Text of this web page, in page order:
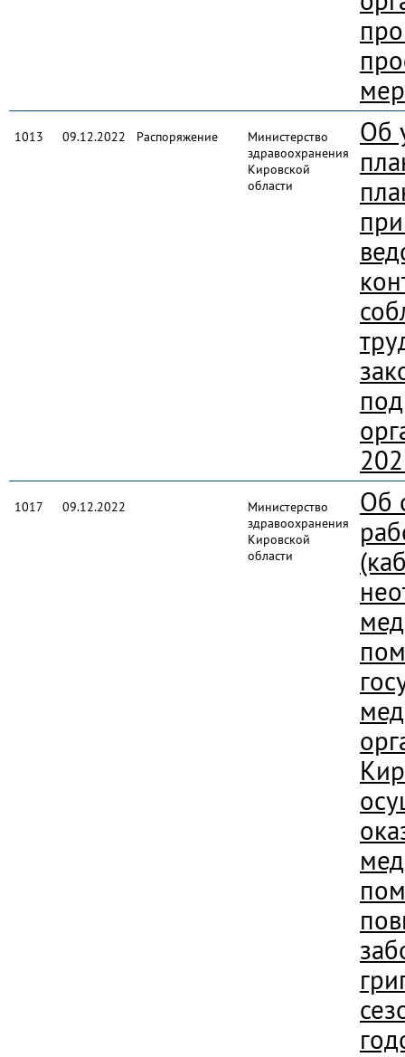
1013 09.12.2022 Распоряжение
Министерство
здравоохранения
Кировской
области
Об
1017 09.12.2022
Министерство
здравоохранения
Кировской
области
Об